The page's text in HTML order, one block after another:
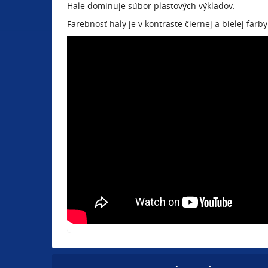
Hale dominuje súbor plastových výkladov.
Farebnosť haly je v kontraste čiernej a bielej